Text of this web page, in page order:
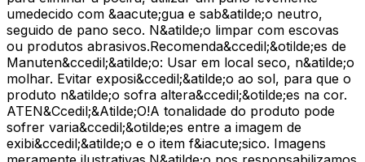
umedecido com &aacute;gua e sab&atilde;o neutro,
seguido de pano seco. N&atilde;o limpar com escovas
ou produtos abrasivos.Recomenda&ccedil;&otilde;es de
Manuten&ccedil;&atilde;o: Usar em local seco, n&atilde;o
molhar. Evitar exposi&ccedil;&atilde;o ao sol, para que o
produto n&atilde;o sofra altera&ccedil;&otilde;es na cor.
ATEN&Ccedil;&Atilde;O!A tonalidade do produto pode
sofrer varia&ccedil;&otilde;es entre a imagem de
exibi&ccedil;&atilde;o e o item f&iacute;sico. Imagens